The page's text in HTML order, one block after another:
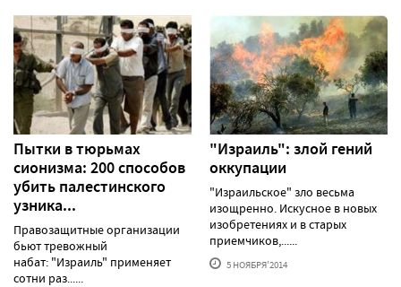
Пытки в тюрьмах
сионизма: 200 способов
убить палестинского
узника...
Правозащитные организации
бьют тревожный
набат: "Израиль" применяет
сотни раз......
"Израиль": злой гений
оккупации
"Израильское" зло весьма
изощренно. Искусное в новых
изобретениях и в старых
приемчиков,......
5 НОЯБРЯ'2014